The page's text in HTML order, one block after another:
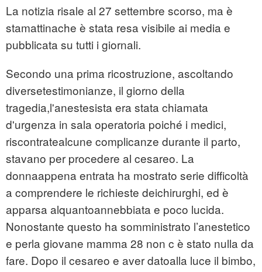
La notizia risale al 27 settembre scorso, ma è
stamattinache è stata resa visibile ai media e
pubblicata su tutti i giornali.
Secondo una prima ricostruzione, ascoltando
diversetestimonianze, il giorno della
tragedia,l'anestesista era stata chiamata
d'urgenza in sala operatoria poiché i medici,
riscontratealcune complicanze durante il parto,
stavano per procedere al cesareo. La
donnaappena entrata ha mostrato serie difficoltà
a comprendere le richieste deichirurghi, ed è
apparsa alquantoannebbiata e poco lucida.
Nonostante questo ha somministrato l’anestetico
e perla giovane mamma 28 non c è stato nulla da
fare. Dopo il cesareo e aver datoalla luce il bimbo,